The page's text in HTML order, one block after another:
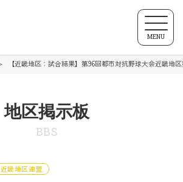
MENU
【近畿地区：試合結果】第96回都市対抗野球大会近畿地
地区掲示板
BBS
近畿地区連盟